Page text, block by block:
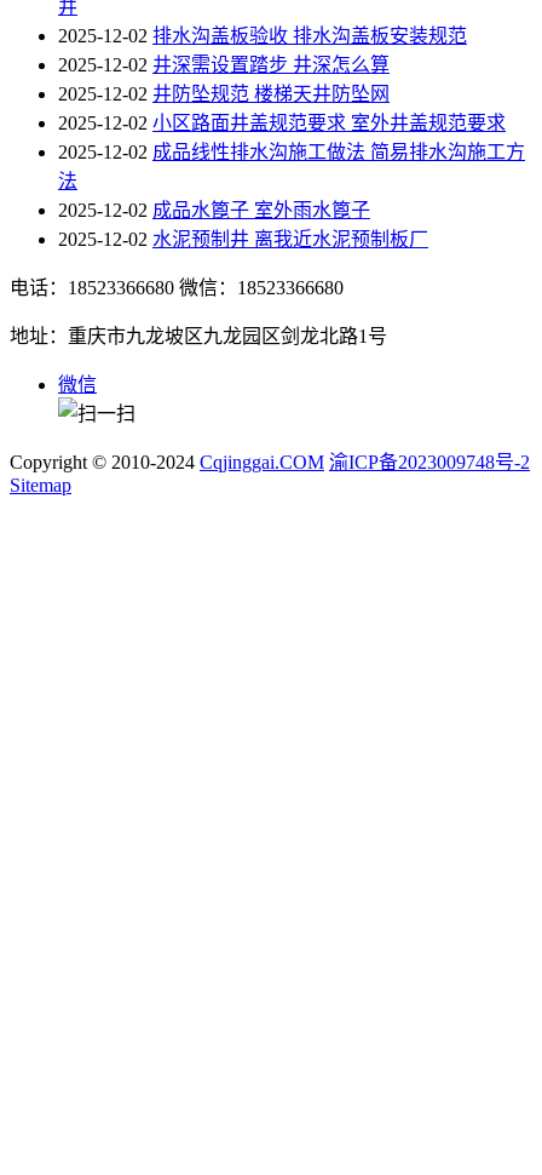
井
2025-12-02 排水沟盖板验收 排水沟盖板安装规范
2025-12-02 井深需设置踏步 井深怎么算
2025-12-02 井防坠规范 楼梯天井防坠网
2025-12-02 小区路面井盖规范要求 室外井盖规范要求
2025-12-02 成品线性排水沟施工做法 简易排水沟施工方
法
2025-12-02 成品水篦子 室外雨水篦子
2025-12-02 水泥预制井 离我近水泥预制板厂
电话：18523366680 微信：18523366680
地址：重庆市九龙坡区九龙园区剑龙北路1号
微信
Copyright © 2010-2024 Cqjinggai.COM 渝ICP备2023009748号-2
Sitemap